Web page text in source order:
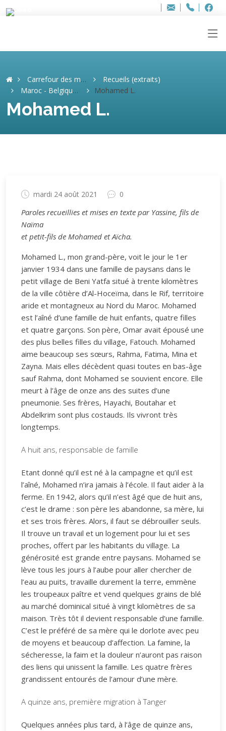
Adresse
info..hâthe..
Tel.
Tel.+32
Carrefour des mémoires
Recueils (extraits)
Maroc - Belgique, Aller simple
Mohamed L.
Mohamed L.
mardi 24 août 2021 0
Paroles recueillies et mises en texte par Yassine, fils de
Naïma
et petit-fils de Mohamed et Aïcha.
Mohamed L., mon grand-père, voit le jour le 1er
janvier 1934 dans une famille de paysans dans le
petit village de Beni Yatfa situé à trente kilomètres
de la ville côtière d’Al-Hoceïma, dans le Rif, territoire
aride et montagneux au Nord du Maroc. Mohamed
est l’aîné d’une famille de huit enfants, quatre filles
et quatre garçons. Son père, Omar avait épousé une
des plus belles filles du village, Fatouch. Mohamed
aime beaucoup ses sœurs, Rahma, Fatima, Mina et
Zayna. Mais elles décèdent quasi toutes en bas-âge
sauf Rahma, dont Mohamed se souvient encore. Elle
meurt à l’âge de onze ans des suites d’une
pneumonie. Ses frères, Hayachi, Boutahar et
Abdelkrim sont plus costauds. Ils vivront très
longtemps.
A huit ans, responsable de famille
Etant donné qu’il est né à la campagne et qu’il est
l’aîné, Mohamed n’ira jamais à l’école. Il faut aider à la
ferme. En 1942, alors qu’il n’est âgé que de huit ans,
c’est le drame : son père les abandonne, sa mère, lui
et ses trois frères. Alors, il faut se débrouiller seuls.
Il trouve un travail et un logement pour lui et ses
proches, offert par les habitants du village. La
générosité est grande entre paysans. Mohamed se
lève tous les jours à l’aube pour aller chercher de
l’eau au puits, travaille durement la terre, emmène
les troupeaux paître et vend quelques grains de blé
au marché dominical situé à vingt kilomètres de sa
maison. Très tôt il devient responsable d’une famille.
C’est le préféré de sa mère qui le dorlote avec peu
de moyens et beaucoup d’affection. La famine, la
sécheresse, la faim et la douleur n’auront pas raison
des liens qui unissent la famille. Les quatre frères
grandissent entourés de l’amour d’une mère.
A quinze ans, première migration à Tanger
Quelques années plus tard, à l’âge de quinze ans,